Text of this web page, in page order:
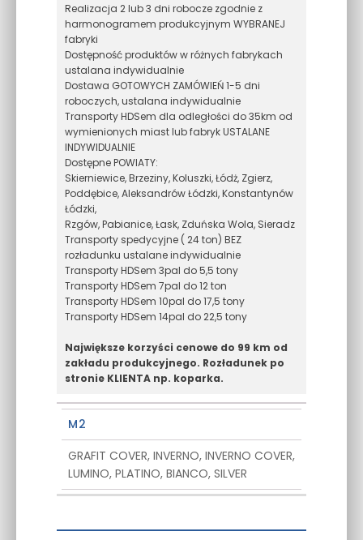
Realizacja 2 lub 3 dni robocze zgodnie z
harmonogramem produkcyjnym WYBRANEJ
fabryki
Dostępność produktów w różnych fabrykach
ustalana indywidualnie
Dostawa GOTOWYCH ZAMÓWIEŃ 1-5 dni
roboczych, ustalana indywidualnie
Transporty HDSem dla odległości do 35km od
wymienionych miast lub fabryk USTALANE
INDYWIDUALNIE
Dostępne POWIATY:
Skierniewice, Brzeziny, Koluszki, Łódż, Zgierz,
Poddębice, Aleksandrów Łódzki, Konstantynów
Łódzki,
Rzgów, Pabianice, Łask, Zduńska Wola, Sieradz
Transporty spedycyjne ( 24 ton) BEZ
rozładunku ustalane indywidualnie
Transporty HDSem 3pal do 5,5 tony
Transporty HDSem 7pal do 12 ton
Transporty HDSem 10pal do 17,5 tony
Transporty HDSem 14pal do 22,5 tony
Największe korzyści cenowe do 99 km od
zakładu produkcyjnego. Rozładunek po
stronie KLIENTA np. koparka.
M2
GRAFIT COVER, INVERNO, INVERNO COVER,
LUMINO, PLATINO, BIANCO, SILVER